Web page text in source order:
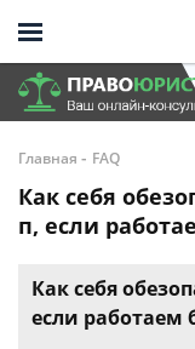
Главная - FAQ
Как себя
п, если
Как себя
если работаем